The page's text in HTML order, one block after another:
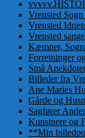
Vrensted
Vrensted
Vrensted
Kæmner,
Forretninger
Små
Billeder fra
Ane Maries
Gårde og
Sagfører
Kunstnere og
**Min